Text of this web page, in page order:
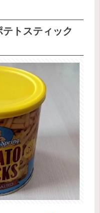
テトスティック